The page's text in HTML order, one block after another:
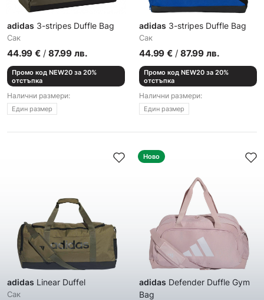
adidas 3-stripes Duffle Bag
Сак
44.99 € / 87.99 лв.
Промо код NEW20 за 20%
отстъпка
Налични размери:
Един размер
adidas 3-stripes Duffle Bag
Сак
44.99 € / 87.99 лв.
Промо код NEW20 за 20%
отстъпка
Налични размери:
Един размер
adidas Linear Duffel
Сак
Ново
adidas Defender Duffle Gym
Bag